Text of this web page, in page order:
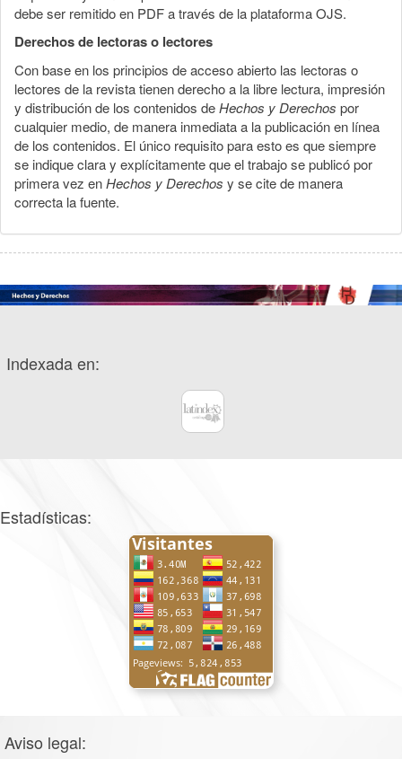
debe ser remitido en PDF a través de la plataforma OJS.
Derechos de lectoras o lectores
Con base en los principios de acceso abierto las lectoras o
lectores de la revista tienen derecho a la libre lectura, impresión
y distribución de los contenidos deHechos y Derechos por
cualquier medio, de manera inmediata a la publicación en línea
de los contenidos. El único requisito para esto es que siempre
se indique clara y explícitamente que el trabajo se publicó por
primera vez enHechos y Derechos y se cite de manera
correcta la fuente.
Indexada en:
Estadísticas:
Aviso legal: